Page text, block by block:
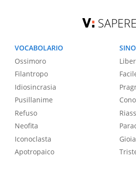
SAPERE
VOCABOLARIO
Ossimoro
Filantropo
Idiosincrasia
Pusillanime
Refuso
Neofita
Iconoclasta
Apotropaico
Gioia